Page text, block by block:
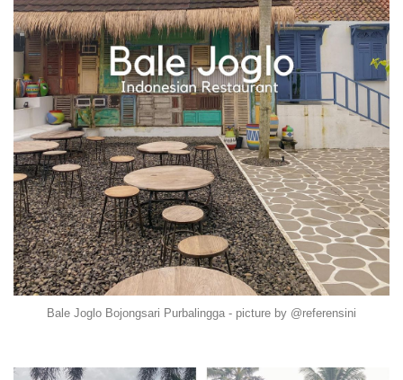
Bale Joglo Bojongsari Purbalingga - picture by @referensini